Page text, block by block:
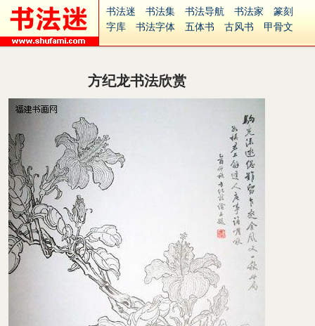
书法迷 书法集 书法导航 书法家
篆刻
字库
书法字体 五体书 古风书
甲骨文
集字
字形 大字
古籍
中医 象棋
中文字体
英文字体
Ai矢量
南无阿弥陀佛
意见反馈
安全网站
方纪龙书法欣赏